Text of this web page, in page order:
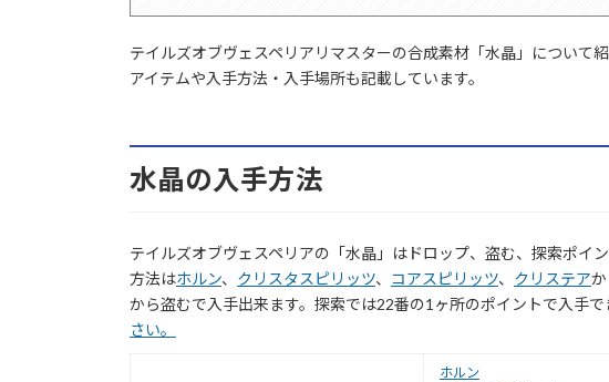
テイルズオブヴェスペリアリマスターの合成素材「水晶」について
アイテムや入手方法・入手場所も記載しています。
水晶の入手方法
テイルズオブヴェスペリアの「水晶」はドロップ、盗む、探索ポイ
方法はホルン、 クリスタスピリッツ、 コアスピリッツ、 クリステア
から盗むで入手出来ます。探索では22番の1ヶ所のポイントで入手で
さい。
ホルン